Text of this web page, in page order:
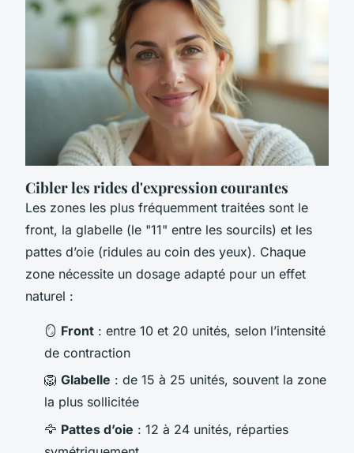
Cibler les rides d'expression courantes
Les zones les plus fréquemment traitées sont le
front, la glabelle (le "11" entre les sourcils) et les
pattes d’oie (ridules au coin des yeux). Chaque
zone nécessite un dosage adapté pour un effet
naturel :
🪞 Front : entre 10 et 20 unités, selon l’intensité
de contraction
🦁 Glabelle : de 15 à 25 unités, souvent la zone
la plus sollicitée
🦅 Pattes d’oie : 12 à 24 unités, réparties